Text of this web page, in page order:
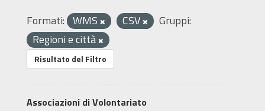
Formati: WMS CSV
Gruppi:
Regioni e città
Risultato del Filtro
Associazioni di Volontariato